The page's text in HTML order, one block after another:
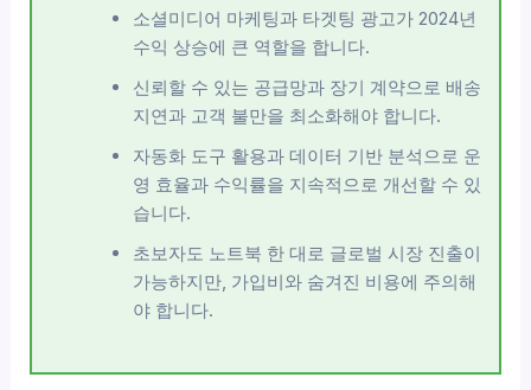
소셜미디어 마케팅과 타겟팅 광고가 2024년
수익 상승에 큰 역할을 합니다.
신뢰할 수 있는 공급망과 장기 계약으로 배송
지연과 고객 불만을 최소화해야 합니다.
자동화 도구 활용과 데이터 기반 분석으로 운
영 효율과 수익률을 지속적으로 개선할 수 있
습니다.
초보자도 노트북 한 대로 글로벌 시장 진출이
가능하지만, 가입비와 숨겨진 비용에 주의해
야 합니다.